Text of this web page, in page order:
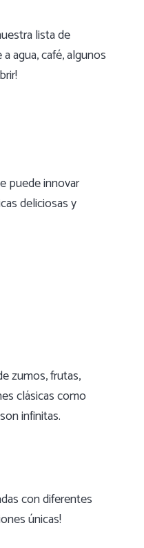
lista de
agua, café, algunos
puede innovar
deliciosas y
zumos, frutas,
clásicas como
infinitas.
con diferentes
únicas!